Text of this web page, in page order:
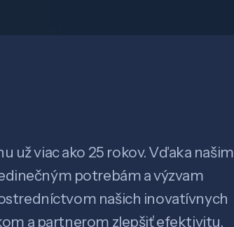
už viac ako 25 rokov. Vďaka našim
potrebám a výzvam
našich inovatívnych
a partnerom zlepšiť efektivitu,